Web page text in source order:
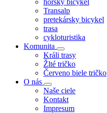
Transalp
pretekársky bicykel
trasa
cykloturistika
Komunita
Králi trasy
Žlté tričko
Červeno biele tričko
O nás
Naše ciele
Kontakt
Impresum